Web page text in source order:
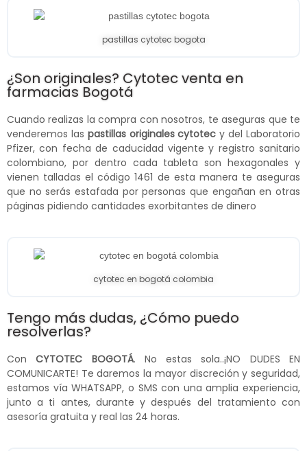
pastillas cytotec bogota
¿Son originales? Cytotec venta en
farmacias Bogotá
Cuando realizas la compra con nosotros, te aseguras que te
venderemos las pastillas originales cytotec y del Laboratorio
Pfizer, con fecha de caducidad vigente y registro sanitario
colombiano, por dentro cada tableta son hexagonales y
vienen talladas el código 1461 de esta manera te aseguras
que no serás estafada por personas que engañan en otras
páginas pidiendo cantidades exorbitantes de dinero
cytotec en bogotá colombia
Tengo más dudas, ¿Cómo puedo
resolverlas?
ConCYTOTEC BOGOTÁ. No estas sola..¡NO DUDES EN
COMUNICARTE! Te daremos la mayor discreción y seguridad,
estamos vía WHATSAPP, o SMS con una amplia experiencia,
junto a ti antes, durante y después del tratamiento con
asesoría gratuita y real las 24 horas.